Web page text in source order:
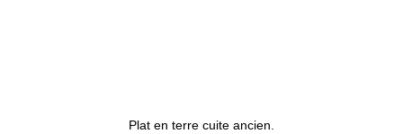
Plat en terre cuite ancien.